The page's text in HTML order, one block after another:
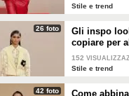
Stile e trend
26 foto
Gli inspo
copiare per
giallo
152
Stile e trend
42 foto
Come